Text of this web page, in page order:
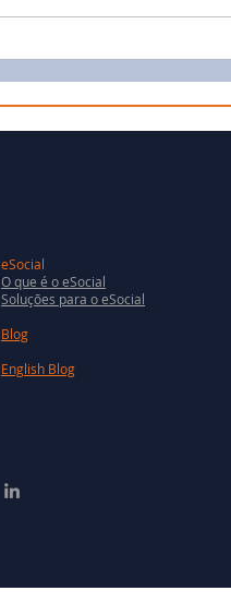
eSocial
O que é o eSocial
Soluções para o eSocial
Blog
English Blog